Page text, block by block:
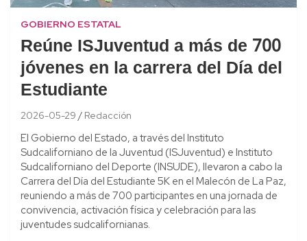
GOBIERNO ESTATAL
Reúne ISJuventud a más de 700
jóvenes en la carrera del Día del
Estudiante
2026-05-29 Redacción
El Gobierno del Estado, a través del Instituto
Sudcaliforniano de la Juventud (ISJuventud) e Instituto
Sudcaliforniano del Deporte (INSUDE), llevaron a cabo la
Carrera del Día del Estudiante 5K en el Malecón de La Paz,
reuniendo a más de 700 participantes en una jornada de
convivencia, activación física y celebración para las
juventudes sudcalifornianas.